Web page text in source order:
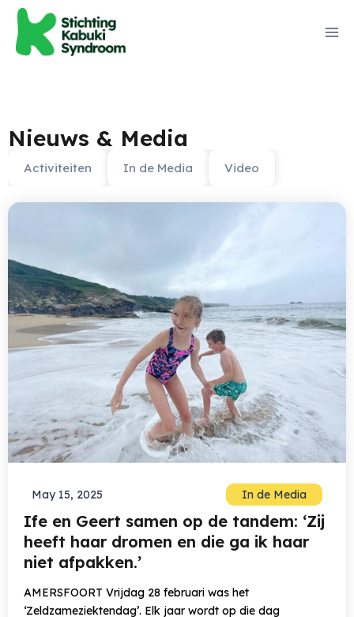
Nieuws & Media
Activiteiten In de Media Video
May 15, 2025 In de Media
Ife en Geert samen op de tandem: ‘Zij
heeft haar dromen en die ga ik haar
niet afpakken.’
AMERSFOORT Vrijdag 28 februari was het
‘Zeldzameziektendag’. Elk jaar wordt op die dag